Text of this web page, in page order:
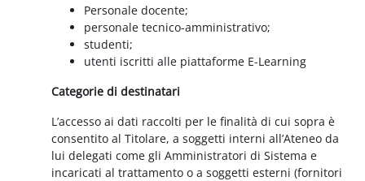
Personale docente;
personale tecnico-amministrativo;
studenti;
utenti iscritti alle piattaforme E-Learning
Categorie di destinatari
L’accesso ai dati raccolti per le finalità di cui sopra è
consentito al Titolare, a soggetti interni all’Ateneo da
lui delegati come gli Amministratori di Sistema e
incaricati al trattamento o a soggetti esterni (fornitori